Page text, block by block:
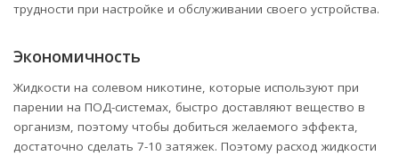
трудности при настройке и обслуживании своего устройства.
Экономичность
Жидкости на солевом никотине, которые используют при
парении на ПОД-системах, быстро доставляют вещество в
организм, поэтому чтобы добиться желаемого эффекта,
достаточно сделать 7-10 затяжек. Поэтому расход жидкости